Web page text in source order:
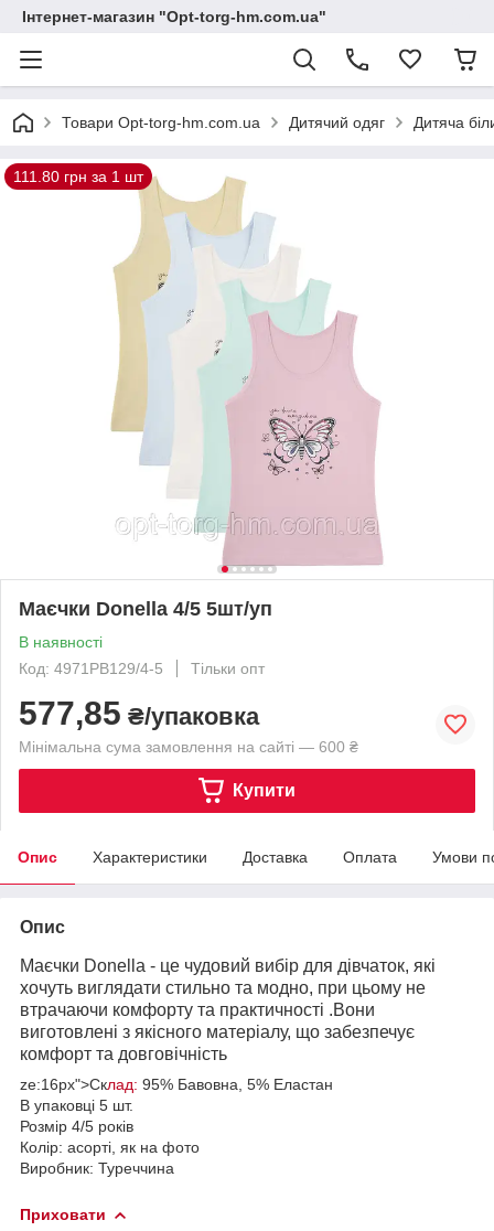
Інтернет-магазин "Opt-torg-hm.com.ua"
Товари Opt-torg-hm.com.ua Дитячий одяг Дитяча
111.80 грн за 1 шт
Маєчки Donella 4/5 5шт/уп
В наявності
Код: 4971PB129/4-5
Тільки опт
577,85 ₴/упаковка
Мінімальна сума замовлення на сайті — 600 ₴
Купити
Опис Характеристики Доставка Оплата Умови
Опис
Маєчки Donella - це чудовий вибір для дівчаток, які
хочуть виглядати стильно та модно, при цьому не
втрачаючи комфорту та практичності .Вони
виготовлені з якісного матеріалу, що забезпечує
комфорт та довговічність
ze:16px">Склад: 95% Бавовна, 5% Еластан
В упаковці 5 шт.
Розмір 4/5 років
Колір: асорті, як на фото
Виробник: Туреччина
Приховати